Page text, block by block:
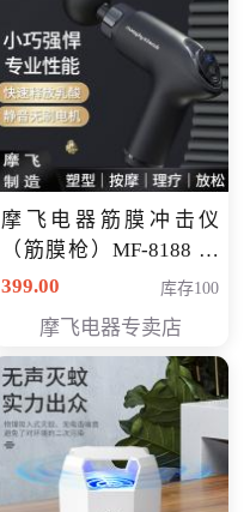
摩飞电器筋膜冲击仪
（筋膜枪）MF-8188 会
员专享价268元
399.00 库存100
摩飞电器专卖店